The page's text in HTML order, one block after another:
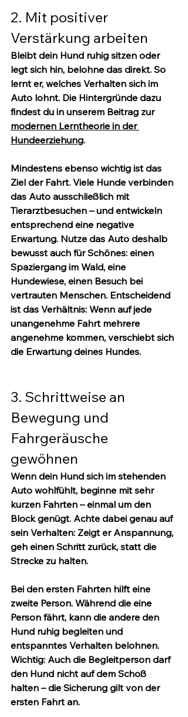
2. Mit positiver
Verstärkung arbeiten
Bleibt dein Hund ruhig sitzen oder
legt sich hin, belohne das direkt. So
lernt er, welches Verhalten sich im
Auto lohnt. Die Hintergründe dazu
findest du in unserem Beitrag zur
modernen Lerntheorie in der
Hundeerziehung.
Mindestens ebenso wichtig ist das
Ziel der Fahrt. Viele Hunde verbinden
das Auto ausschließlich mit
Tierarztbesuchen – und entwickeln
entsprechend eine negative
Erwartung. Nutze das Auto deshalb
bewusst auch für Schönes: einen
Spaziergang im Wald, eine
Hundewiese, einen Besuch bei
vertrauten Menschen. Entscheidend
ist das Verhältnis: Wenn auf jede
unangenehme Fahrt mehrere
angenehme kommen, verschiebt sich
die Erwartung deines Hundes.
3. Schrittweise an
Bewegung und
Fahrgeräusche
gewöhnen
Wenn dein Hund sich im stehenden
Auto wohlfühlt, beginne mit sehr
kurzen Fahrten – einmal um den
Block genügt. Achte dabei genau auf
sein Verhalten: Zeigt er Anspannung,
geh einen Schritt zurück, statt die
Strecke zu halten.
Bei den ersten Fahrten hilft eine
zweite Person. Während die eine
Person fährt, kann die andere den
Hund ruhig begleiten und
entspanntes Verhalten belohnen.
Wichtig: Auch die Begleitperson darf
den Hund nicht auf dem Schoß
halten – die Sicherung gilt von der
ersten Fahrt an.